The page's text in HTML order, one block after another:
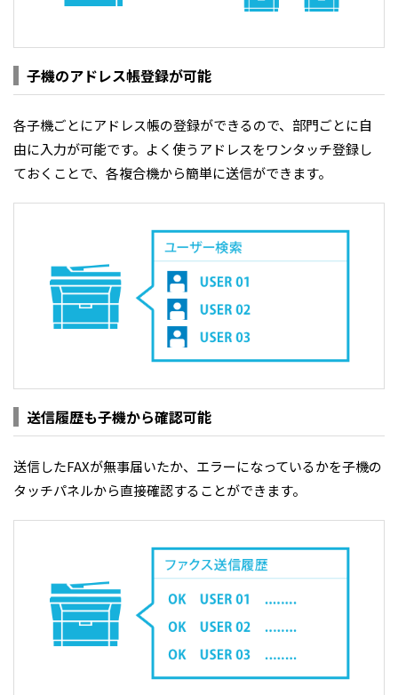
子機のアドレス帳登録が可能
各子機ごとにアドレス帳の登録ができるので、部門ごとに自
由に入力が可能です。よく使うアドレスをワンタッチ登録し
ておくことで、各複合機から簡単に送信ができます。
送信履歴も子機から確認可能
送信したFAXが無事届いたか、エラーになっているかを子機の
タッチパネルから直接確認することができます。